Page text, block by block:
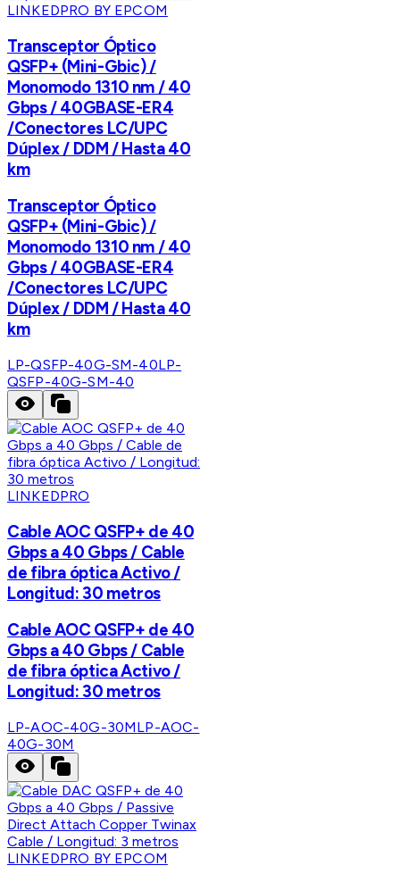
LINKEDPRO BY EPCOM
Transceptor Óptico
QSFP+ (Mini-Gbic) /
Monomodo 1310 nm / 40
Gbps / 40GBASE-ER4
/Conectores LC/UPC
Dúplex / DDM / Hasta 40
km
Transceptor Óptico
QSFP+ (Mini-Gbic) /
Monomodo 1310 nm / 40
Gbps / 40GBASE-ER4
/Conectores LC/UPC
Dúplex / DDM / Hasta 40
km
LP-QSFP-40G-SM-40LP-
QSFP-40G-SM-40
LINKEDPRO
Cable AOC QSFP+ de 40
Gbps a 40 Gbps / Cable
de fibra óptica Activo /
Longitud: 30 metros
Cable AOC QSFP+ de 40
Gbps a 40 Gbps / Cable
de fibra óptica Activo /
Longitud: 30 metros
LP-AOC-40G-30MLP-AOC-
40G-30M
LINKEDPRO BY EPCOM